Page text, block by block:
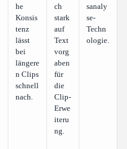
he
Konsis
tenz
lässt
bei
längere
n Clips
schnell
nach.
ch
stark
auf
Text
vorg
aben
für
die
Clip-
Erwe
iteru
ng.
sanaly
se-
Techn
ologie.